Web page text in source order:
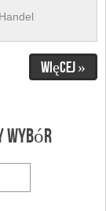
Więcej »
wybór